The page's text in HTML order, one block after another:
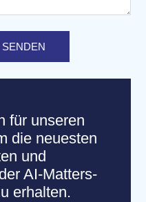
für unseren
die neuesten
und
AI-Matters-
erhalten.